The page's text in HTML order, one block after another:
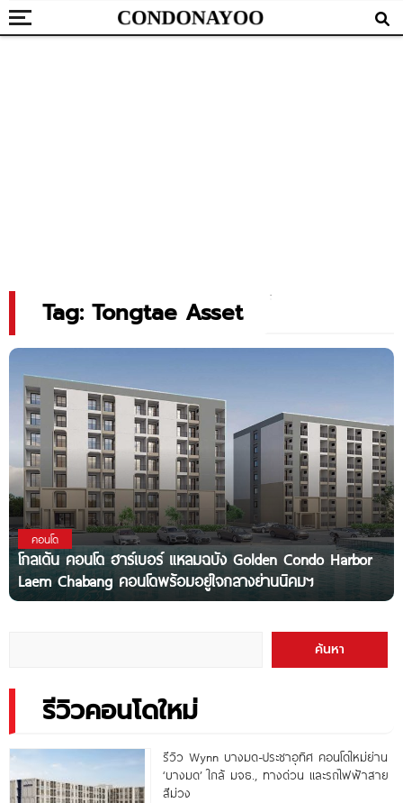
Tag: Tongtae Asset
คอนโด
โกลเด้น คอนโด ฮาร์เบอร์ แหลมฉบัง Golden Condo Harbor
Laem Chabang คอนโดพร้อมอยู่ใจกลางย่านนิคมฯ
ค้นหา
รีวิวคอนโดใหม่
รีวิว Wynn บางมด-ประชาอุทิศ คอนโดใหม่ย่าน
‘บางมด’ ใกล้ มจธ., ทางด่วน และรถไฟฟ้าสาย
สีม่วง